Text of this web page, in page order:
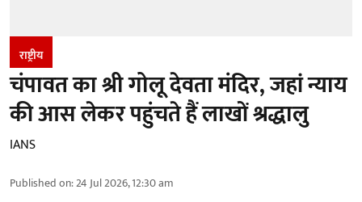
राष्ट्रीय
चंपावत का श्री गोलू देवता मंदिर, जहां न्याय
की आस लेकर पहुंचते हैं लाखों श्रद्धालु
IANS
Published on:24 Jul 2026, 12:30 am